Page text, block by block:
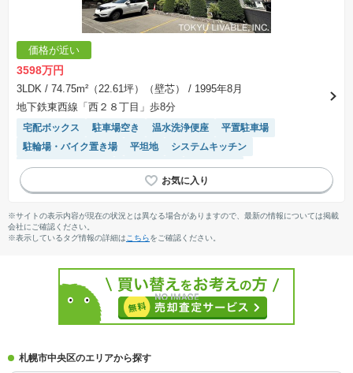
価格が近い
3598万円
3LDK / 74.75m²（22.61坪）（壁芯）
/ 1995年8月
地下鉄東西線「西２８丁目」歩8分
宅配ボックス 駐車場空き 温水洗浄便座
平置駐車場
駐輪場・バイク置き場
平坦地
システムキッチン
リフォーム済み物件
エレベーター
陽当り良好
駐車場(普通車)あり
※サイトの表示内容が現在の状況とは異なる場合がありますので、最新の情報については掲載
会社にご確認ください。
※表示しているタグ情報の詳細は こちらをご確認ください。
札幌市中央区のエリアから探す